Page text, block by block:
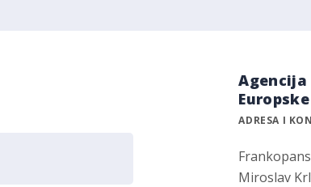
ADRESA I
Miroslav